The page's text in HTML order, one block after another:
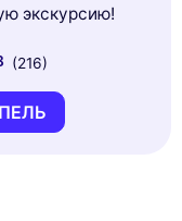
экскурсию!
(216)